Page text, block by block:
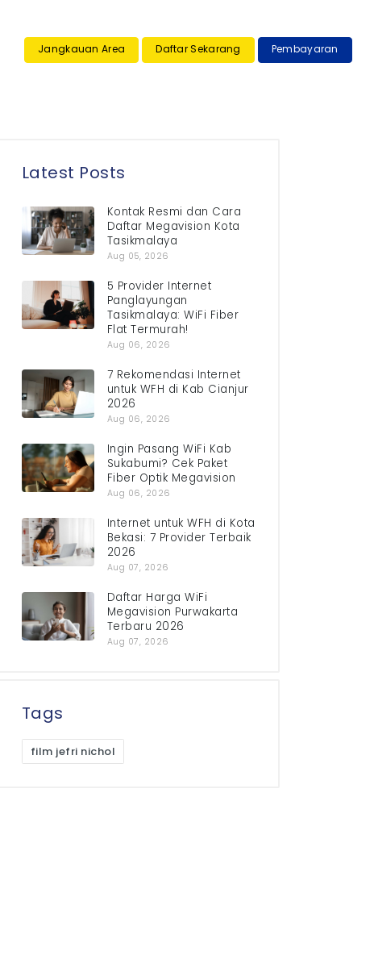
Jangkauan Area Daftar Sekarang Pembayaran
Latest Posts
Kontak Resmi dan Cara
Daftar Megavision Kota
Tasikmalaya
Aug 05, 2026
5 Provider Internet
Panglayungan
Tasikmalaya: WiFi Fiber
Flat Termurah!
Aug 06, 2026
7 Rekomendasi Internet
untuk WFH di Kab Cianjur
2026
Aug 06, 2026
Ingin Pasang WiFi Kab
Sukabumi? Cek Paket
Fiber Optik Megavision
Aug 06, 2026
Internet untuk WFH di Kota
Bekasi: 7 Provider Terbaik
2026
Aug 07, 2026
Daftar Harga WiFi
Megavision Purwakarta
Terbaru 2026
Aug 07, 2026
Tags
film jefri nichol